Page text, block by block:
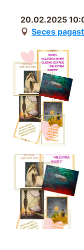
20.02.2025
Seces